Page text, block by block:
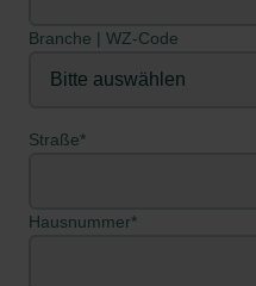
Branche | WZ-Code
Straße*
Hausnummer*